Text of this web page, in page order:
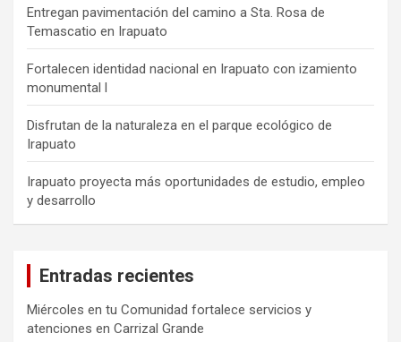
Entregan pavimentación del camino a Sta. Rosa de
Temascatio en Irapuato
Fortalecen identidad nacional en Irapuato con izamiento
monumental l
Disfrutan de la naturaleza en el parque ecológico de
Irapuato
Irapuato proyecta más oportunidades de estudio, empleo
y desarrollo
Entradas recientes
Miércoles en tu Comunidad fortalece servicios y
atenciones en Carrizal Grande